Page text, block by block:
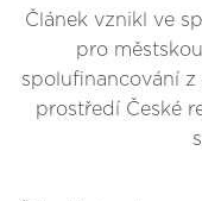
Článek vznikl ve
pro
spolufinancování
prostředí České